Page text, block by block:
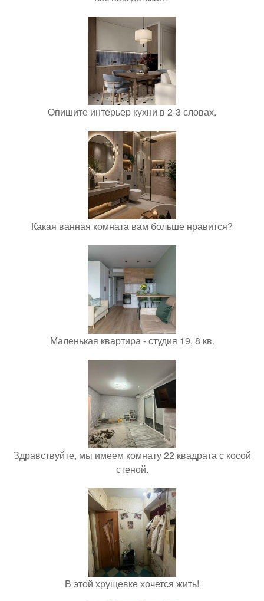
Опишите интерьер кухни в 2-3 словах.
Какая ванная комната вам больше нравится?
Маленькая квартира - студия 19, 8 кв.
Здравствуйте, мы имеем комнату 22 квадрата с косой
стеной.
В этой хрущевке хочется жить!